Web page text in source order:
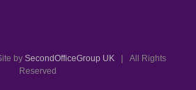
by SecondOfficeGroup UK | All Rights
Reserved